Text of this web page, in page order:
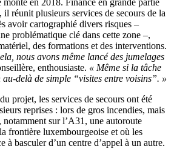
monté en 2018. Financé en grande partie
il réunit plusieurs services de secours de la
avoir cartographié divers risques –
problématique clé dans cette zone –,
des formations et des interventions.
nous avons même lancé des jumelages
enthousiaste. « Même si la tâche
delà de simple “visites entre voisins”. »
projet, les services de secours ont été
reprises : lors de gros incendies, mais
notamment sur l’A31, une autoroute
frontière luxembourgeoise et où les
à basculer d’un centre d’appel à un autre.